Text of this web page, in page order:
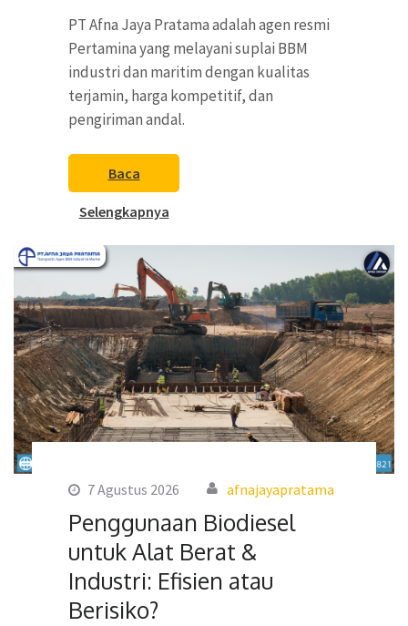
PT Afna Jaya Pratama adalah agen resmi
Pertamina yang melayani suplai BBM
industri dan maritim dengan kualitas
terjamin, harga kompetitif, dan
pengiriman andal.
Baca
Selengkapnya
7 Agustus 2026 afnajayapratama
Penggunaan Biodiesel
untuk Alat Berat &
Industri: Efisien atau
Berisiko?